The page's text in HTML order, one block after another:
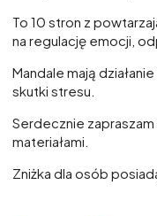
To 10 stron z
na regulację emocji,
Mandale mają
skutki stresu.
Serdecznie zapraszam
materiałami.
Zniżka dla osób